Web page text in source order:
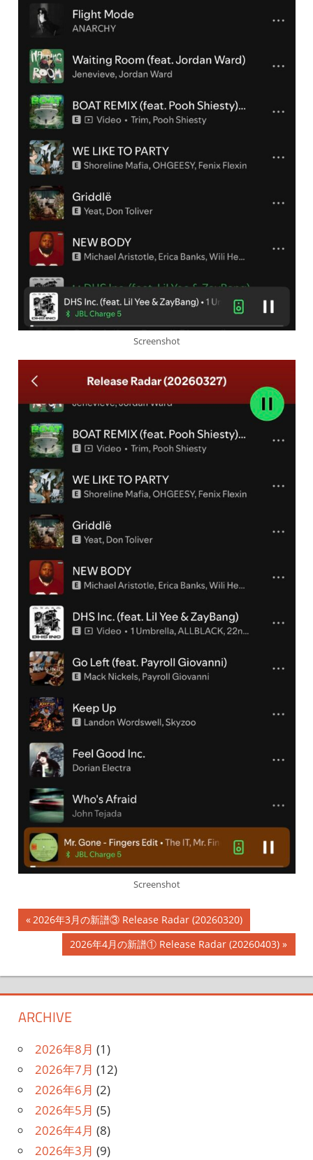
Screenshot
Screenshot
投
ナ
ビ
ゲ
ー
シ
ョ
ン
前
の
2026年3月の新譜③ Release Radar (20260320)
次
の
記
事:
2026年4月の新譜① Release Radar (20260403)
ARCHIVE
2026年8月 (1)
2026年7月 (12)
2026年6月 (2)
2026年5月 (5)
2026年4月 (8)
2026年3月 (9)